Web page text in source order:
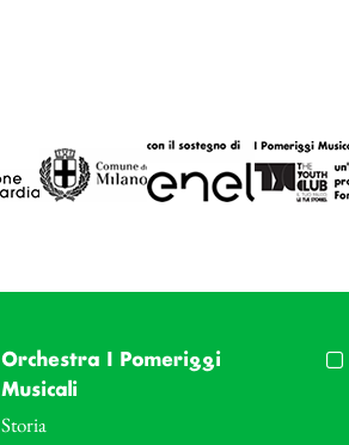
Orchestra I Pomeriggi
Musicali
Storia